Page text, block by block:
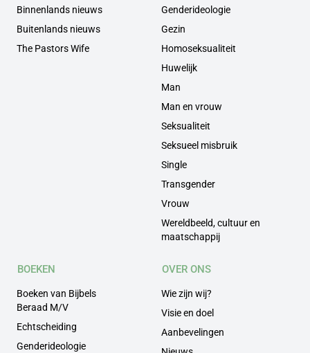
Binnenlands nieuws
Buitenlands nieuws
The Pastors Wife
Genderideologie
Gezin
Homoseksualiteit
Huwelijk
Man
Man en vrouw
Seksualiteit
Seksueel misbruik
Single
Transgender
Vrouw
Wereldbeeld, cultuur en
maatschappij
BOEKEN
Boeken van Bijbels
Beraad M/V
Echtscheiding
Genderideologie
OVER ONS
Wie zijn wij?
Visie en doel
Aanbevelingen